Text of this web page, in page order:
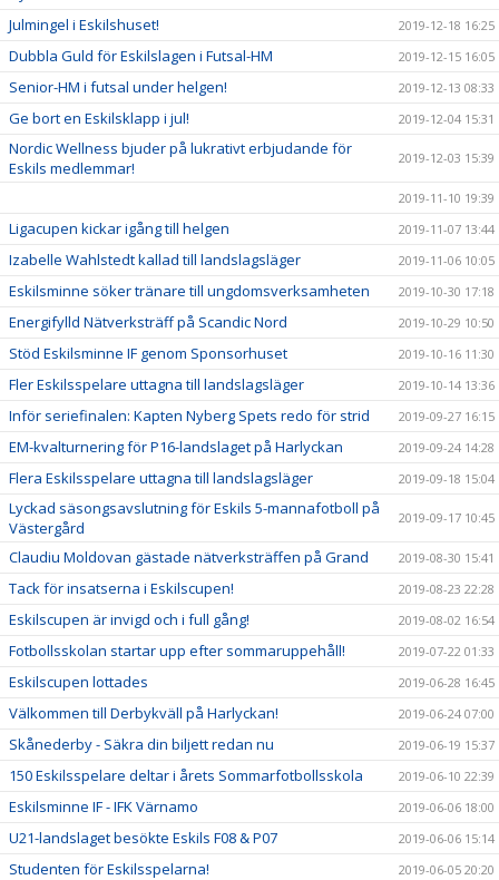
Julmingel i Eskilshuset! 2019-12-18 16:25
Dubbla Guld för Eskilslagen i Futsal-HM 2019-12-15 16:05
Senior-HM i futsal under helgen! 2019-12-13 08:33
Ge bort en Eskilsklapp i jul! 2019-12-04 15:31
Nordic Wellness bjuder på lukrativt erbjudande för
Eskils medlemmar!
2019-12-03 15:39
2019-11-10 19:39
Ligacupen kickar igång till helgen 2019-11-07 13:44
Izabelle Wahlstedt kallad till landslagsläger 2019-11-06 10:05
Eskilsminne söker tränare till ungdomsverksamheten 2019-10-30 17:18
Energifylld Nätverksträff på Scandic Nord 2019-10-29 10:50
Stöd Eskilsminne IF genom Sponsorhuset 2019-10-16 11:30
Fler Eskilsspelare uttagna till landslagsläger 2019-10-14 13:36
Inför seriefinalen: Kapten Nyberg Spets redo för strid 2019-09-27 16:15
EM-kvalturnering för P16-landslaget på Harlyckan 2019-09-24 14:28
Flera Eskilsspelare uttagna till landslagsläger 2019-09-18 15:04
Lyckad säsongsavslutning för Eskils 5-mannafotboll på
Västergård
2019-09-17 10:45
Claudiu Moldovan gästade nätverksträffen på Grand 2019-08-30 15:41
Tack för insatserna i Eskilscupen! 2019-08-23 22:28
Eskilscupen är invigd och i full gång! 2019-08-02 16:54
Fotbollsskolan startar upp efter sommaruppehåll! 2019-07-22 01:33
Eskilscupen lottades 2019-06-28 16:45
Välkommen till Derbykväll på Harlyckan! 2019-06-24 07:00
Skånederby - Säkra din biljett redan nu 2019-06-19 15:37
150 Eskilsspelare deltar i årets Sommarfotbollsskola 2019-06-10 22:39
Eskilsminne IF - IFK Värnamo 2019-06-06 18:00
U21-landslaget besökte Eskils F08 & P07 2019-06-06 15:14
Studenten för Eskilsspelarna! 2019-06-05 20:20